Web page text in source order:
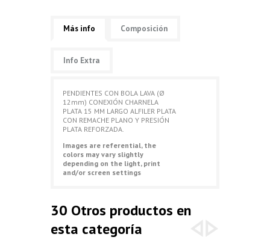
Más info Composición
Info Extra
PENDIENTES CON BOLA LAVA (Ø
12mm) CONEXIÓN CHARNELA
PLATA 15 MM LARGO ALFILER PLATA
CON REMACHE PLANO Y PRESIÓN
PLATA REFORZADA.
Images are referential, the
colors may vary slightly
depending on the light, print
and/or screen settings
30 Otros productos en
esta categoría